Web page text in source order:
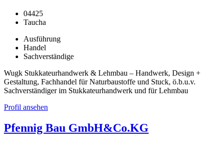
04425
Taucha
Ausführung
Handel
Sachverständige
Wugk Stukkateurhandwerk & Lehmbau – Handwerk, Design +
Gestaltung, Fachhandel für Naturbaustoffe und Stuck, ö.b.u.v.
Sachverständiger im Stukkateurhandwerk und für Lehmbau
Profil ansehen
Pfennig Bau GmbH&Co.KG